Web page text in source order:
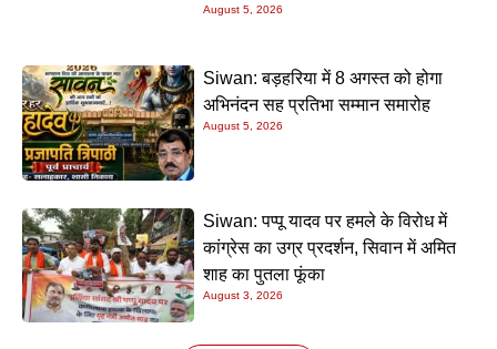
August 5, 2026
Siwan: बड़हरिया में 8 अगस्त को होगा
अभिनंदन सह प्रतिभा सम्मान समारोह
August 5, 2026
Siwan: पप्पू यादव पर हमले के विरोध में
कांग्रेस का उग्र प्रदर्शन, सिवान में अमित
शाह का पुतला फूंका
August 3, 2026